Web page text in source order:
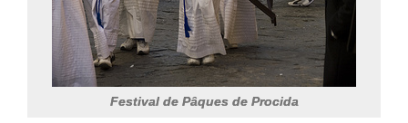
Festival de Pâques de Procida